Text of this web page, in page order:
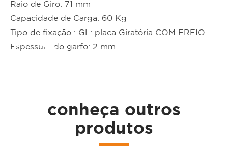
Raio de Giro: 71 mm
Capacidade de Carga: 60 Kg
Tipo de fixação : GL: placa Giratória COM FREIO
Espessura do garfo: 2 mm
conheça outros
produtos